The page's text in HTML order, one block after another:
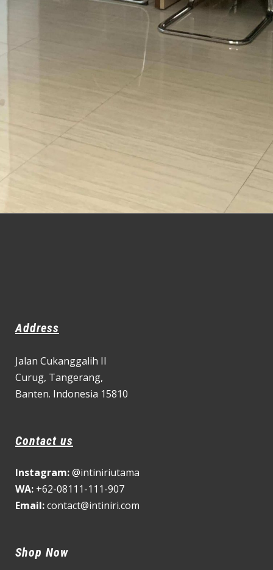
Address
Jalan Cukanggalih II
Curug, Tangerang,
Banten. Indonesia 15810
Contact us
Instagram:@intiniriutama
WA: +62-08111-111-907
Email:contact@intiniri.com
Shop Now